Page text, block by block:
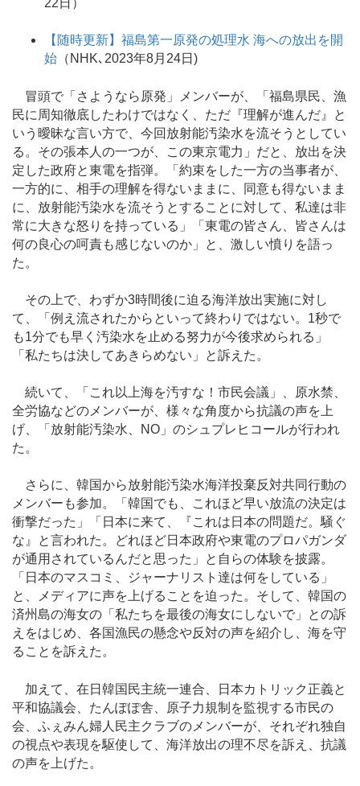
22日）
【随時更新】福島第一原発の処理水 海への放出を開
始 （NHK､2023年8月24日)
冒頭で「さようなら原発」メンバーが、「福島県民、漁
民に周知徹底したわけではなく、ただ『理解が進んだ』と
いう曖昧な言い方で、今回放射能汚染水を流そうとしてい
る。その張本人の一つが、この東京電力」だと、放出を決
定した政府と東電を指弾。「約束をした一方の当事者が、
一方的に、相手の理解を得ないままに、同意も得ないまま
に、放射能汚染水を流そうとすることに対して、私達は非
常に大きな怒りを持っている」「東電の皆さん、皆さんは
何の良心の呵責も感じないのか」と、激しい憤りを語っ
た。
その上で、わずか3時間後に迫る海洋放出実施に対し
て、「例え流されたからといって終わりではない。1秒で
も1分でも早く汚染水を止める努力が今後求められる」
「私たちは決してあきらめない」と訴えた。
続いて、「これ以上海を汚すな！市民会議」、原水禁、
全労協などのメンバーが、様々な角度から抗議の声を上
げ、「放射能汚染水、NO」のシュプレヒコールが行われ
た。
さらに、韓国から放射能汚染水海洋投棄反対共同行動の
メンバーも参加。「韓国でも、これほど早い放流の決定は
衝撃だった」「日本に来て、『これは日本の問題だ。騒ぐ
な』と言われた。どれほど日本政府や東電のプロパガンダ
が通用されているんだと思った」と自らの体験を披露。
「日本のマスコミ、ジャーナリスト達は何をしている」
と、メディアに声を上げることを迫った。そして、韓国の
済州島の海女の「私たちを最後の海女にしないで」との訴
えをはじめ、各国漁民の懸念や反対の声を紹介し、海を守
ることを訴えた。
加えて、在日韓国民主統一連合、日本カトリック正義と
平和協議会、たんぽぽ舎、原子力規制を監視する市民の
会、ふぇみん婦人民主クラブのメンバーが、それぞれ独自
の視点や表現を駆使して、海洋放出の理不尽を訴え、抗議
の声を上げた。